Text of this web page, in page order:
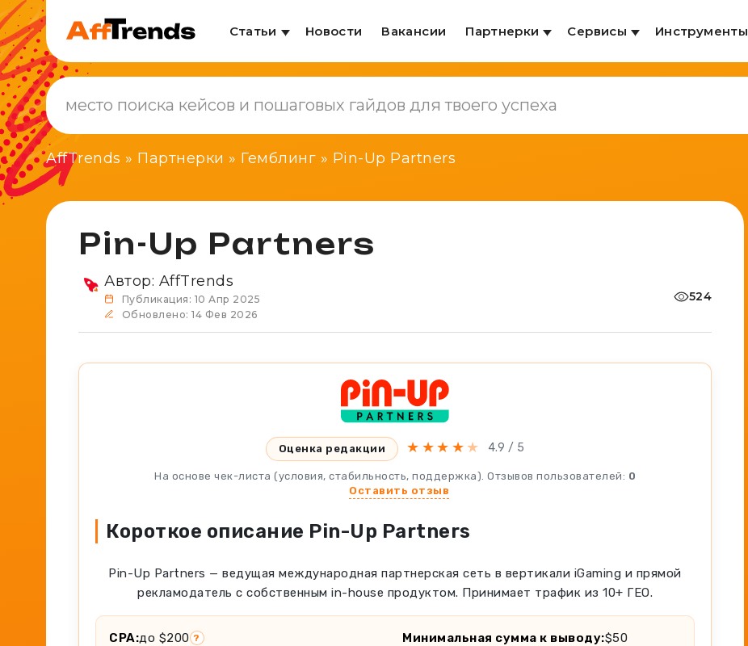
Статьи Новости Вакансии Партнерки Сервисы Инструменты
AffTrends » Партнерки » Гемблинг » Pin-Up Partners
Pin-Up Partners
Автор: AffTrends
Публикация: 10 Апр 2025
Обновлено: 14 Фев 2026
524
Оценка редакции ★ ★★ ★★ 4.9 / 5
На основе чек-листа (условия, стабильность, поддержка). Отзывов пользователей: 0
Оставить отзыв
Короткое описание Pin-Up Partners
Pin-Up Partners — ведущая международная партнерская сеть в вертикали iGaming и прямой
рекламодатель с собственным in-house продуктом. Принимает трафик из 10+ ГЕО.
CPA:до $200 ? Минимальная сумма к выводу:$50